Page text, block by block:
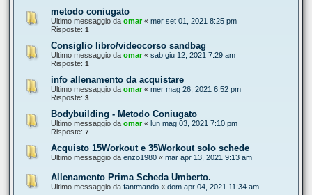
metodo coniugato
Ultimo messaggio da omar« mer set 01, 2021 8:25 pm
Risposte: 1
Consiglio libro/videocorso sandbag
Ultimo messaggio da omar« sab giu 12, 2021 7:29 am
Risposte: 1
info allenamento da acquistare
Ultimo messaggio da omar« mer mag 26, 2021 6:52 pm
Risposte: 3
Bodybuilding - Metodo Coniugato
Ultimo messaggio da omar« lun mag 03, 2021 7:10 pm
Risposte: 7
Acquisto 15Workout e 35Workout solo schede
Ultimo messaggio da enzo1980 « mar apr 13, 2021 9:13 am
Allenamento Prima Scheda Umberto.
Ultimo messaggio da fantmando « dom apr 04, 2021 11:34 am